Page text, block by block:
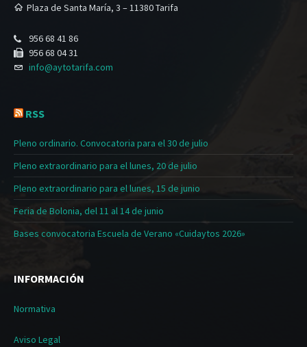
Plaza de Santa María, 3 – 11380 Tarifa
956 68 41 86
956 68 04 31
info@aytotarifa.com
RSS
Pleno ordinario. Convocatoria para el 30 de julio
Pleno extraordinario para el lunes, 20 de julio
Pleno extraordinario para el lunes, 15 de junio
Feria de Bolonia, del 11 al 14 de junio
Bases convocatoria Escuela de Verano «Cuidaytos 2026»
INFORMACIÓN
Normativa
Aviso Legal